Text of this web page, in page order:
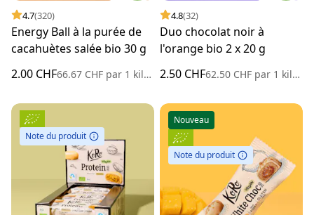
4.7(320)
Energy Ball à la purée de
cacahuètes salée bio 30 g
2.00 CHF66.67 CHF par 1 kilogramme
4.8(32)
Duo chocolat noir à
l'orange bio 2 x 20 g
2.50 CHF62.50 CHF par 1 kilogramme
Note du produit
Nouveau
Note du produit